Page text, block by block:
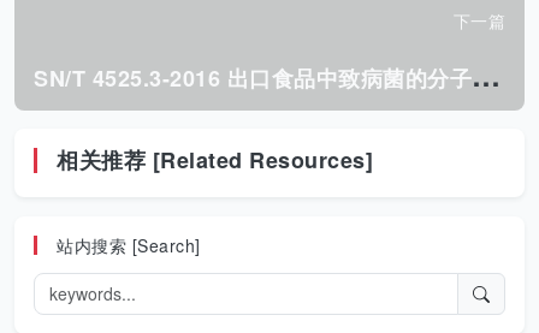
下一篇
S
N/T 4525.3-2016 出口食品中致病菌的分子分型 MLST方法 第3部分:副溶血性弧菌.pdf
相关推荐 [Related Resources]
站内搜索 [Search]